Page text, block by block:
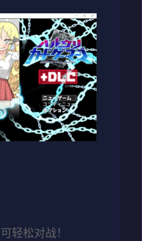
轻松对战！